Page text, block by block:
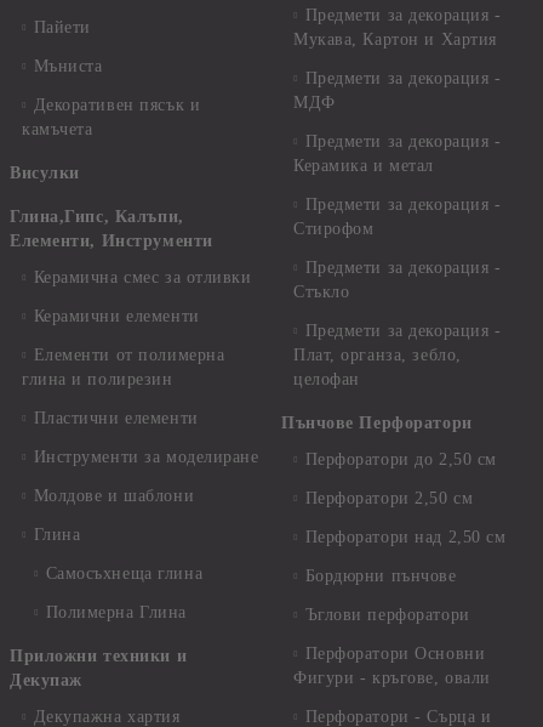
Пайети
Мъниста
Декоративен пясък и
камъчета
Висулки
Глина,Гипс, Калъпи,
Елементи, Инструменти
Керамична смес за отливки
Керамични елементи
Елементи от полимерна
глина и полирезин
Пластични елементи
Инструменти за моделиране
Молдове и шаблони
Глина
Самосъхнеща глина
Полимерна Глина
Приложни техники и
Декупаж
Декупажна хартия
Предмети за декорация -
Мукава, Картон и Хартия
Предмети за декорация -
МДФ
Предмети за декорация -
Керамика и метал
Предмети за декорация -
Стирофом
Предмети за декорация -
Стъкло
Предмети за декорация -
Плат, органза, зебло,
целофан
Пънчове Перфоратори
Перфоратори до 2,50 см
Перфоратори 2,50 см
Перфоратори над 2,50 см
Бордюрни пънчове
Ъглови перфоратори
Перфоратори Основни
Фигури - кръгове, овали
Перфоратори - Сърца и